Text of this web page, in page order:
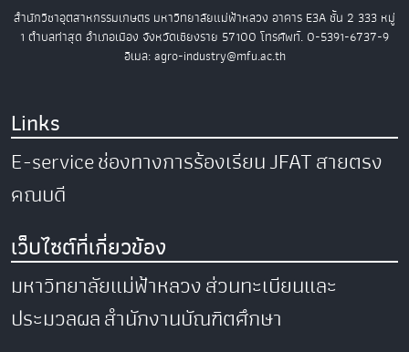
สำนักวิชาอุตสาหกรรมเกษตร มหาวิทยาลัยแม่ฟ้าหลวง อาคาร E3A ชั้น 2 333 หมู่
1 ตำบลท่าสุด อำเภอเมือง จังหวัดเชียงราย 57100 โทรศัพท์. 0-5391-6737-9
อีเมล: agro-industry@mfu.ac.th
Links
E-serviceช่องทางการร้องเรียนJFATสายตรง
คณบดี
เว็บไซต์ที่เกี่ยวข้อง
มหาวิทยาลัยแม่ฟ้าหลวงส่วนทะเบียนและ
ประมวลผลสำนักงานบัณฑิตศึกษา